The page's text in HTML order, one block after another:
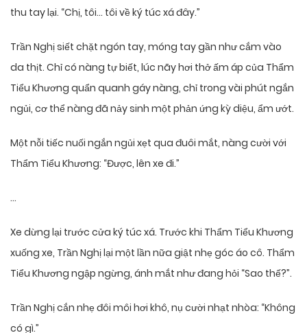
thu tay lại. “Chị, tôi… tôi về ký túc xá đây.”
Trần Nghị siết chặt ngón tay, móng tay gần như cắm vào
da thịt. Chỉ có nàng tự biết, lúc nãy hơi thở ấm áp của Thẩm
Tiểu Khương quẩn quanh gáy nàng, chỉ trong vài phút ngắn
ngủi, cơ thể nàng đã nảy sinh một phản ứng kỳ diệu, ẩm ướt.
Một nỗi tiếc nuối ngắn ngủi xẹt qua đuôi mắt, nàng cười với
Thẩm Tiểu Khương: “Được, lên xe đi.”
…
Xe dừng lại trước cửa ký túc xá. Trước khi Thẩm Tiểu Khương
xuống xe, Trần Nghị lại một lần nữa giật nhẹ góc áo cô. Thẩm
Tiểu Khương ngập ngừng, ánh mắt như đang hỏi “Sao thế?”.
Trần Nghị cắn nhẹ đôi môi hơi khô, nụ cười nhạt nhòa: “Không
có gì.”